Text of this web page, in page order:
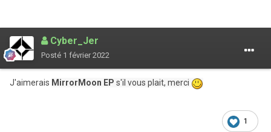
Cyber_Jer
Posté 1 février 2022
J'aimerais MirrorMoon EP s'il vous plait, merci
1